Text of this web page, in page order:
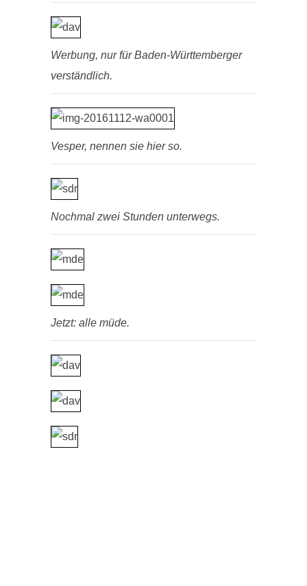
Werbung, nur für Baden-Württemberger
verständlich.
Vesper, nennen sie hier so.
Nochmal zwei Stunden unterwegs.
Jetzt: alle müde.